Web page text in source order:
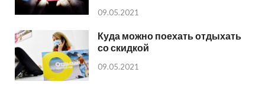
09.05.2021
Куда можно поехать отдыхать
со скидкой
09.05.2021